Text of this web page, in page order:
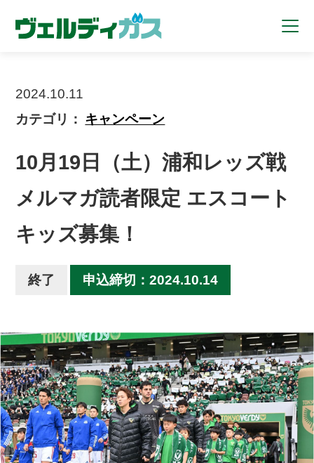
2024.10.11
カテゴリ： キャンペーン
10月19日（土）浦和レッズ戦
メルマガ読者限定 エスコート
キッズ募集！
終了 申込締切：2024.10.14